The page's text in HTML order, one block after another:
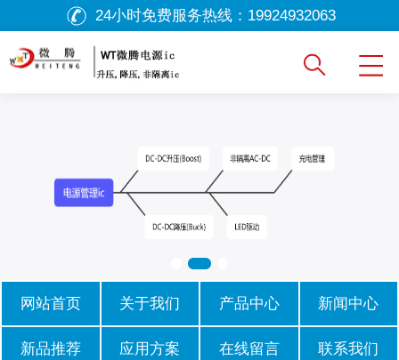
24小时免费服务热线： 19924932063
网站首页 关于我们 产品中心 新闻中心
新品推荐 应用方案 在线留言 联系我们